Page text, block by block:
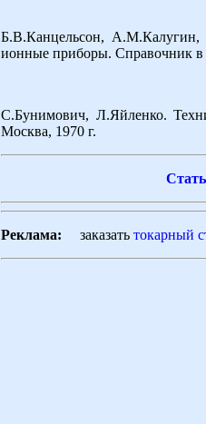
Б.В.Канцельсон, А.М.Калугин,
ионные приборы. Справочник в
С.Бунимович, Л.Яйленко.
Москва, 1970 г.
Реклама: заказать токарный